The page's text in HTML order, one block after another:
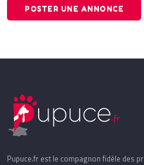
POSTER UNE ANNONCE
Pupuce.fr est le compagnon fidèle des